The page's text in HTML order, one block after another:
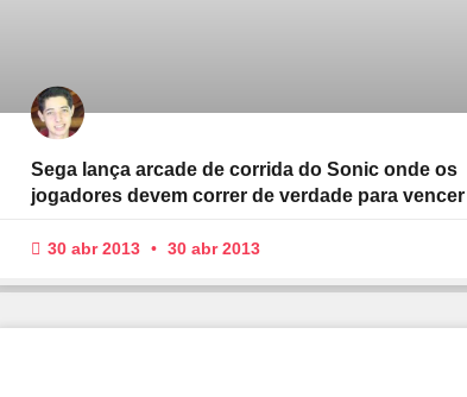
Sega lança arcade de corrida do Sonic onde os
jogadores devem correr de verdade para vencer
30 abr 2013 30 abr 2013